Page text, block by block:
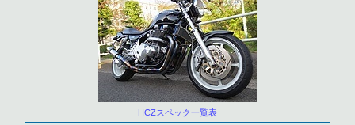
HCZスペック一覧表